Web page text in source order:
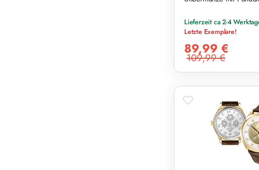
Lieferzeit ca 2-4
Letzte Exemplare!
89,99 €
Regulärer Preis:
109,99 €